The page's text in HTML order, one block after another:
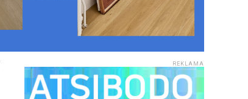
REKLAMA